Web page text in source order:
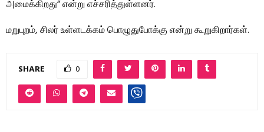
அமைக்கிறது” என்று எச்சரித்துள்ளனர்.
மறுபுறம், சிலர் உள்ளடக்கம் பொழுதுபோக்கு என்று கூறுகிறார்கள்.
SHARE 0